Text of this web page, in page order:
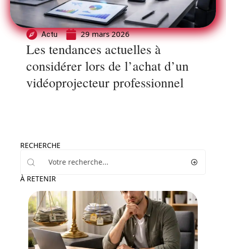
Actu 29 mars 2026
Les tendances actuelles à
considérer lors de l’achat d’un
vidéoprojecteur professionnel
RECHERCHE
À RETENIR
Entreprise